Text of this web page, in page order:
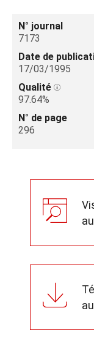
N° journal
7173
Date de
17/03/1995
Qualité
97.64%
N° de page
296